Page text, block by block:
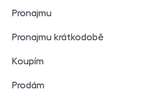
Pronajmu
Pronajmu krátkodobě
Koupím
Prodám